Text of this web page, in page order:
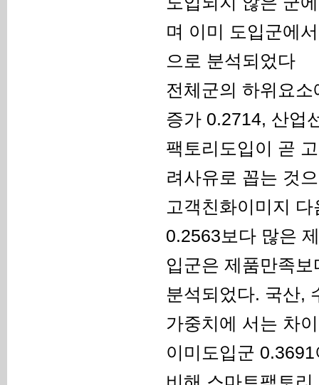
며 이미 도입군에
으로 분석되었다
전체군의 하위요
증가 0.2714, 산업
팩토리도입이 곧
려사유로 꼽는 것
고객친화이미지
0.2563보다 많은
입군은 제품만족
분석되었다. 국산,
가중치에 서는 차
이미도입군